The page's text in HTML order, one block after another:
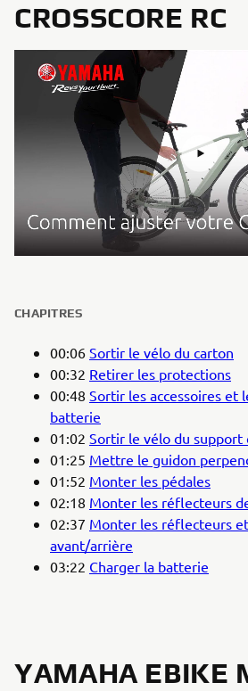
CROSSCORE RC
CHAPITRES
00:06 Sortir le vélo du carton
00:32 Retirer les protections
00:48 Sortir les accessoires et
batterie
01:02 Sortir le vélo du support
01:25 Mettre le guidon
01:52 Monter les pédales
02:18 Monter les réflecteurs
02:37 Monter les réflecteurs
avant/arrière
03:22 Charger la batterie
YAMAHA EBIKE